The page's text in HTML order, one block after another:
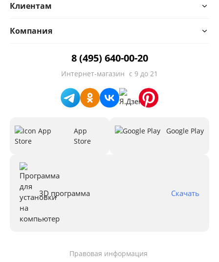
Клиентам
Компания
8 (495) 640-00-20
Интернет-магазин с 9 до 21
App
Store
Google Play
3D программа Скачать
Правовая информация